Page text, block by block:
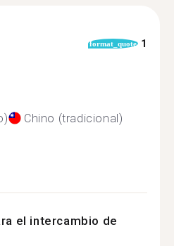
format_quote 1
Chino (tradicional)
el intercambio de